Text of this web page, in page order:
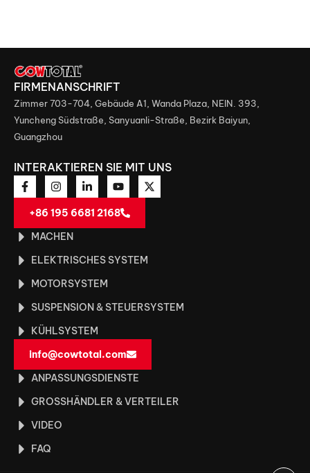
FIRMENANSCHRIFT
Zimmer 703-704, Gebäude A1, Wanda Plaza, NEIN. 393,
Yuncheng Südstraße, Sanyuanli-Straße, Bezirk Baiyun,
Guangzhou
INTERAKTIEREN SIE MIT UNS
+86 195 6681 2168
MACHEN
ELEKTRISCHES SYSTEM
MOTORSYSTEM
SUSPENSION & STEUERSYSTEM
KÜHLSYSTEM
info@cowtotal.com
ANPASSUNGSDIENSTE
GROSSHÄNDLER & VERTEILER
VIDEO
FAQ